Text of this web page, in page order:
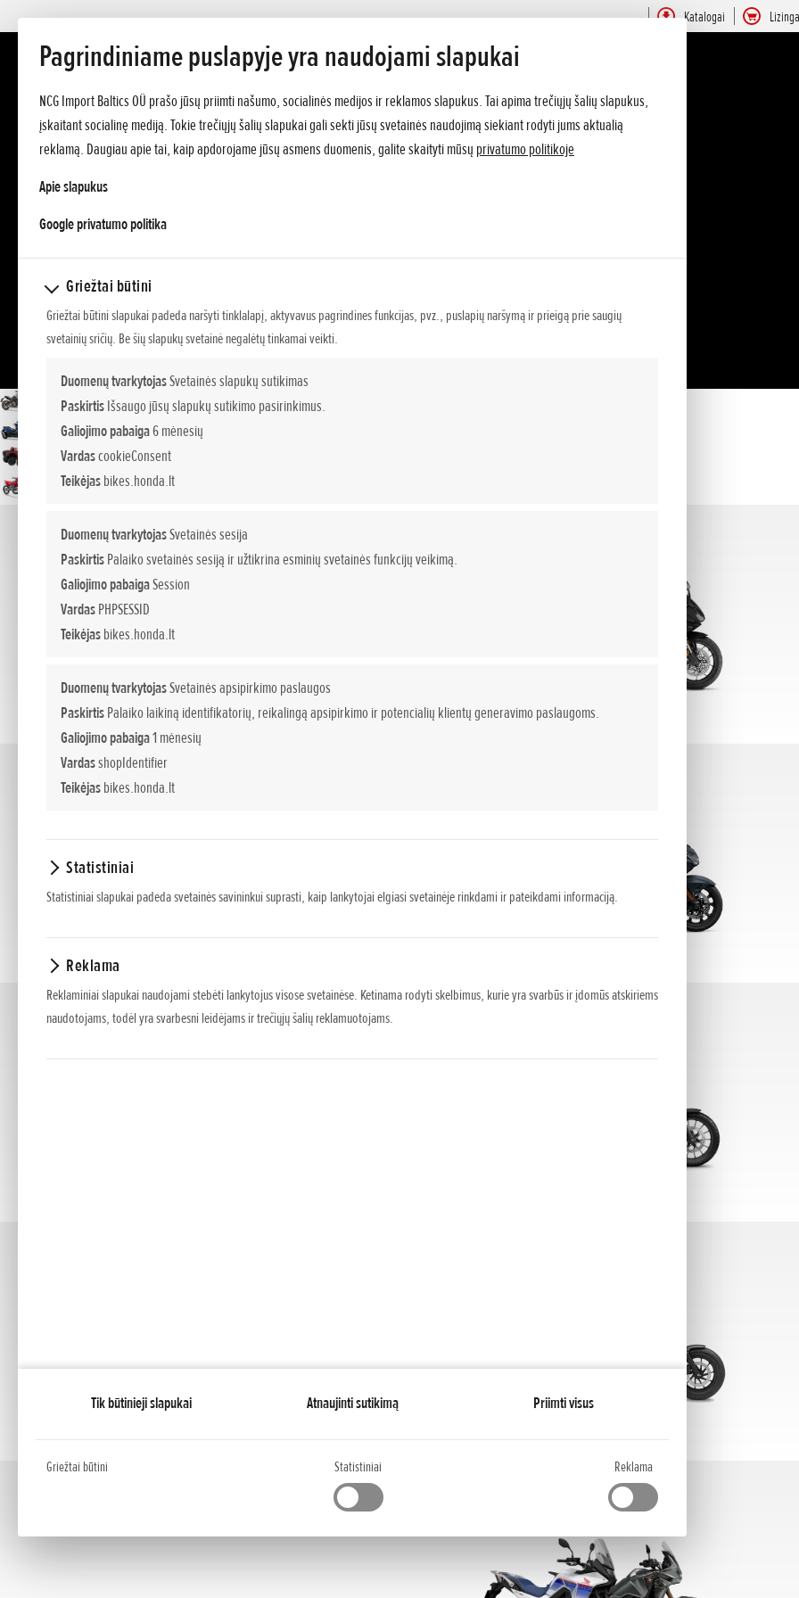
Pagrindiniame puslapyje yra naudojami slapukai
NCG Import Baltics OÜ prašo jūsų priimti našumo, socialinės medijos ir reklamos slapukus. Tai apima trečiųjų šalių slapukus,
įskaitant socialinę mediją. Tokie trečiųjų šalių slapukai gali sekti jūsų svetainės naudojimą siekiant rodyti jums aktualią
reklamą. Daugiau apie tai, kaip apdorojame jūsų asmens duomenis, galite skaityti mūsų privatumo politikoje
Apie slapukus
Google privatumo politikaopens in a new tab
Griežtai būtini
Griežtai būtini slapukai padeda naršyti tinklalapį, aktyvavus pagrindines funkcijas, pvz., puslapių naršymą ir prieigą prie saugių
svetainių sričių. Be šių slapukų svetainė negalėtų tinkamai veikti.
Duomenų tvarkytojasSvetainės slapukų sutikimas
PaskirtisIšsaugo jūsų slapukų sutikimo pasirinkimus.
Galiojimo pabaiga6 mėnesių
VardascookieConsent
Teikėjasbikes.honda.lt
Duomenų tvarkytojasSvetainės sesija
PaskirtisPalaiko svetainės sesiją ir užtikrina esminių svetainės funkcijų veikimą.
Galiojimo pabaigaSession
VardasPHPSESSID
Teikėjasbikes.honda.lt
Duomenų tvarkytojasSvetainės apsipirkimo paslaugos
PaskirtisPalaiko laikiną identifikatorių, reikalingą apsipirkimo ir potencialių klientų generavimo paslaugoms.
Galiojimo pabaiga1 mėnesių
VardasshopIdentifier
Teikėjasbikes.honda.lt
Statistiniai
Statistiniai slapukai padeda svetainės savininkui suprasti, kaip lankytojai elgiasi svetainėje rinkdami ir pateikdami informaciją.
Reklama
Reklaminiai slapukai naudojami stebėti lankytojus visose svetainėse. Ketinama rodyti skelbimus, kurie yra svarbūs ir įdomūs atskiriems
naudotojams, todėl yra svarbesni leidėjams ir trečiųjų šalių reklamuotojams.
Tik būtinieji slapukai Atnaujinti sutikimą Priimti visus
Griežtai būtini Statistiniai Reklama
Katalogai
Motociklai
Motoroleriai/125cc
Adventure